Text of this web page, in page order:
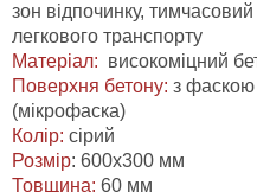
зон відпочинку, тимчасовий
легкового транспорту
Матеріал: високоміцний
Поверхня бетону: з фаскою
(мікрофаска)
Колір: сірий
Розмір: 600х300 мм
Товщина: 60 мм